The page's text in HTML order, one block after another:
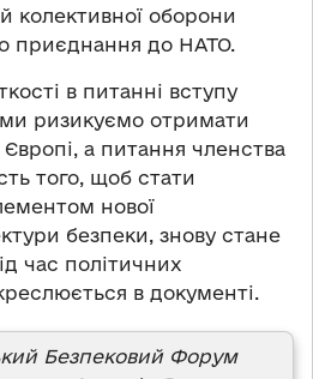
колективної оборони
приєднання до НАТО.
в питанні вступу
ризикуємо отримати
а питання членства
того, щоб стати
нової
безпеки, знову стане
час політичних
в документі.
Безпековий Форум